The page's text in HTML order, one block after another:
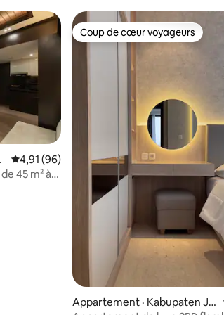
Note moyenne de 4,91 sur 5, 96
4,91 (96)
45 m² à
Coup de cœur voyageurs
Coup de cœur voyageurs
Appartement · Kabupaten Ja